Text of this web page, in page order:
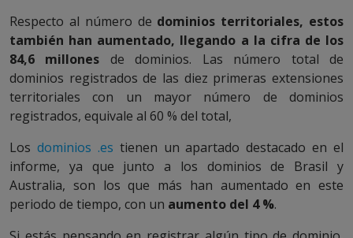
Respecto al número de dominios territoriales, estos
también han aumentado, llegando a la cifra de los
84,6 millones de dominios. Las número total de
dominios registrados de las diez primeras extensiones
territoriales con un mayor número de dominios
registrados, equivale al 60 % del total,
Los dominios .es tienen un apartado destacado en el
informe, ya que junto a los dominios de Brasil y
Australia, son los que más han aumentado en este
periodo de tiempo, con un aumento del 4 %.